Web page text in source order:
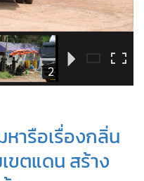
หารือเรื่องกลิ่น
ขตแดน สร้าง
2